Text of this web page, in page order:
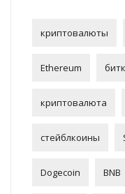
криптовалюты
Ethereum
криптовалюта
стейблкоины
Dogecoin BNB